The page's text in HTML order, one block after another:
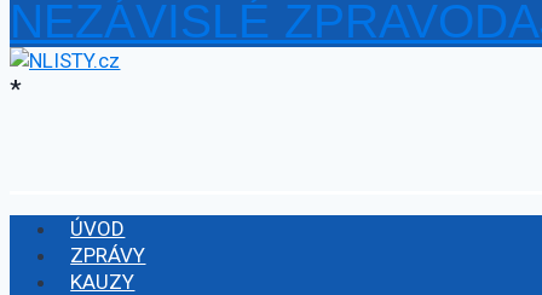
Přeskočit
na
obsah
NEZÁVISLÉ
*
ÚVOD
ZPRÁVY
KAUZY